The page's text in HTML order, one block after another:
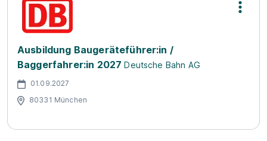
Ausbildung Baugeräteführer:in /
Baggerfahrer:in 2027 Deutsche Bahn AG
01.09.2027
80331 München